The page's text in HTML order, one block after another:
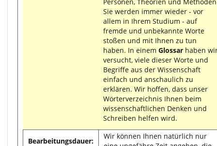
Sie werden immer wieder - vor
allem in Ihrem Studium - auf
fremde und unbekannte Worte
stoßen und mit Ihnen zu tun
haben. In einem Glossar haben
versucht, viele dieser Worte und
Begriffe aus der Wissenschaft
einfach und anschaulich zu
erklären. Wir hoffen, dass unser
Wörterverzeichnis Ihnen beim
wissenschaftlichen Denken und
Schreiben helfen wird.
Bearbeitungsdauer:
Wir können Ihnen natürlich nur